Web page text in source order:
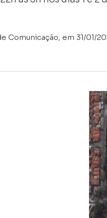
Comunicação, em 31/01/